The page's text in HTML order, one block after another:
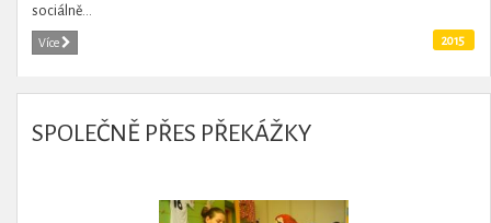
sociálně...
Více 2015
SPOLEČNĚ PŘES PŘEKÁŽKY